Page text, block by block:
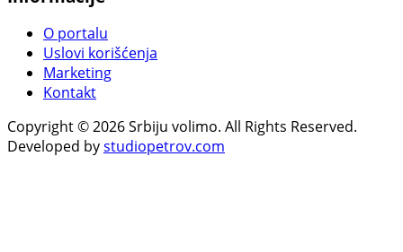
O portalu
Uslovi korišćenja
Marketing
Kontakt
Copyright © 2026 Srbiju volimo. All Rights Reserved.
Developed bystudiopetrov.com